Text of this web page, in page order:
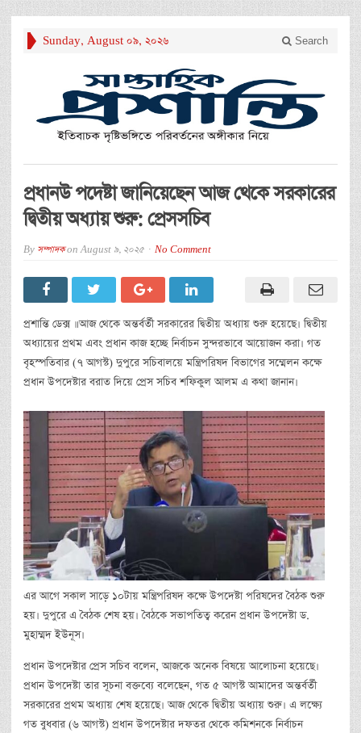
Sunday, August 09, 2026 Search
প্রধানউ পদেষ্টা জানিয়েছেন আজ থেকে সরকারের
দ্বিতীয় অধ্যায় শুরু: প্রেসসচিব
By সম্পাদকonAugust 9, 2025 No Comment
প্রশান্তি ডেক্স ॥আজ থেকে অন্তর্বর্তী সরকারের দ্বিতীয় অধ্যায় শুরু হয়েছে। দ্বিতীয়
অধ্যায়ের প্রথম এবং প্রধান কাজ হচ্ছে নির্বাচন সুন্দরভাবে আয়োজন করা। গত
বৃহস্পতিবার (৭ আগস্ট) দুপুরে সচিবালয়ে মন্ত্রিপরিষদ বিভাগের সম্মেলন কক্ষে
প্রধান উপদেষ্টার বরাত দিয়ে প্রেস সচিব শফিকুল আলম এ কথা জানান।
এর আগে সকাল সাড়ে ১০টায় মন্ত্রিপরিষদ কক্ষে উপদেষ্টা পরিষদের বৈঠক শুরু
হয়। দুপুরে এ বৈঠক শেষ হয়। বৈঠকে সভাপতিত্ব করেন প্রধান উপদেষ্টা ড.
মুহাম্মদ ইউনূস।
প্রধান উপদেষ্টার প্রেস সচিব বলেন, আজকে অনেক বিষয়ে আলোচনা হয়েছে।
প্রধান উপদেষ্টা তার সূচনা বক্তব্যে বলেছেন, গত ৫ আগস্ট আমাদের অন্তর্বর্তী
সরকারের প্রথম অধ্যায় শেষ হয়েছে। আজ থেকে দ্বিতীয় অধ্যায় শুরু। এ লক্ষ্যে
গত বুধবার (৬ আগস্ট) প্রধান উপদেষ্টার দফতর থেকে কমিশনকে নির্বাচন